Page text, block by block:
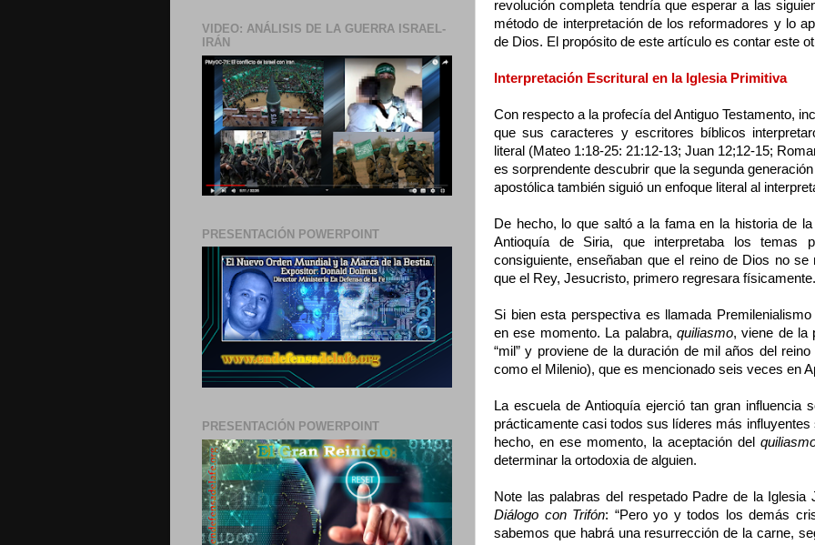
revolución completa tendría que esperar a las
método de interpretación de los reformadores y lo
de Dios. El propósito de este artículo es contar este
Interpretación Escritural en la Iglesia Primitiva
Con respecto a la profecía del Antiguo Testamento,
que sus caracteres y escritores bíblicos
literal (Mateo 1:18-25: 21:12-13; Juan 12;12-15;
es sorprendente descubrir que la segunda
apostólica también siguió un enfoque literal al
De hecho, lo que saltó a la fama en la historia de
Antioquía de Siria, que interpretaba los temas
consiguiente, enseñaban que el reino de Dios no
que el Rey, Jesucristo, primero regresara físicamente.
Si bien esta perspectiva es llamada
en ese momento. La palabra, quiliasmo, viene de la
“mil” y proviene de la duración de mil años del
como el Milenio), que es mencionado seis veces en
La escuela de Antioquía ejerció tan gran influencia
prácticamente casi todos sus líderes más
hecho, en ese momento, la aceptación del
determinar la ortodoxia de alguien.
Note las palabras del respetado Padre de la
Diálogo con Trifón: “Pero yo y todos los demás
sabemos que habrá una resurrección de la carne,
VIDEO: ANÁLISIS DE LA GUERRA ISRAEL-
IRÁN
PRESENTACIÓN POWERPOINT
PRESENTACIÓN POWERPOINT